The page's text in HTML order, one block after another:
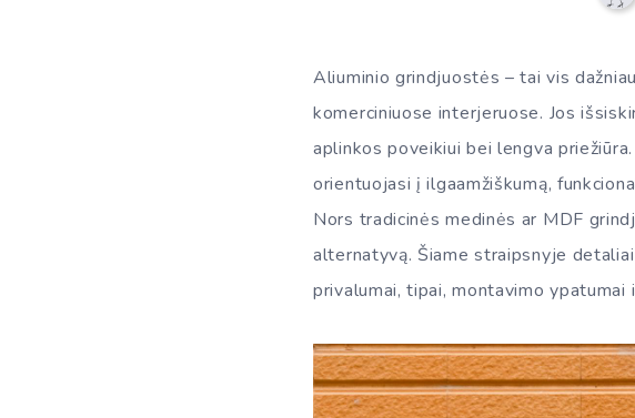
Aliuminio grindjuostės – tai vis
komerciniuose interjeruose. Jos
aplinkos poveikiui bei lengva
orientuojasi į ilgaamžiškumą,
Nors tradicinės medinės ar MDF
alternatyvą. Šiame straipsnyje
privalumai, tipai, montavimo